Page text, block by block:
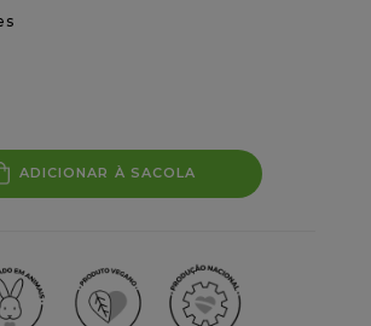
ADICIONAR À SACOLA